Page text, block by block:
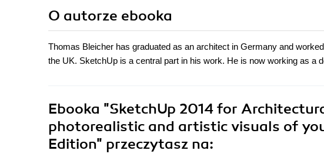
O autorze ebooka
Thomas Bleicher has graduated as an architect in Germany and
the UK. SketchUp is a central part in his work. He is now working as a
Ebooka "SketchUp 2014 for
photorealistic and artistic visuals of
Edition" przeczytasz na: